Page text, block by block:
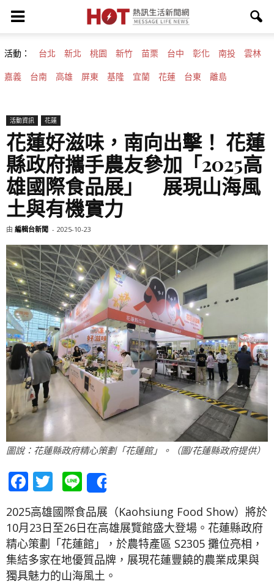
活動： 台北 新北 桃園 新竹 苗栗 台中 彰化 南投 雲林
嘉義 台南 高雄 屏東 基隆 宜蘭 花蓮 台東 離島
活動資訊 花蓮
花蓮好滋味，南向出擊！ 花蓮
縣政府攜手農友參加「2025高
雄國際食品展」 展現山海風
土與有機實力
由 編輯台新聞 - 2025-10-23
圖說：花蓮縣政府精心策劃「花蓮館」。（圖/花蓮縣政府提供）
Facebook
Twitter
Line
2025高雄國際食品展（Kaohsiung Food Show）將於
10月23日至26日在高雄展覽館盛大登場。花蓮縣政府
精心策劃「花蓮館」，於農特產區 S2305 攤位亮相，
集結多家在地優質品牌，展現花蓮豐饒的農業成果與
獨具魅力的山海風土。